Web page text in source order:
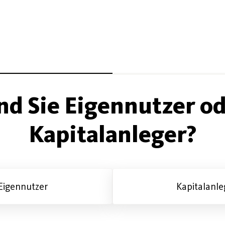
Sie Eigennutzer
Kapitalanleger?